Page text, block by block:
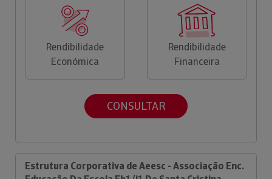
Rendibilidade
Económica
Rendibilidade
Financeira
CONSULTAR
Estrutura Corporativa de Aeesc - Associação Enc.